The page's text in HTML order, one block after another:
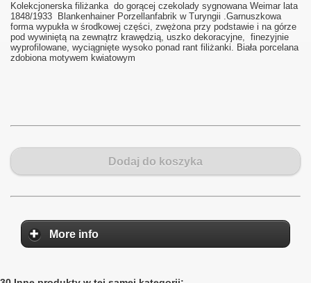
Kolekcjonerska filiżanka do gorącej czekolady sygnowana Weimar lata
1848/1933 Blankenhainer Porzellanfabrik w Turyngii .Garnuszkowa
forma wypukła w środkowej części, zwężona przy podstawie i na górze
pod wywiniętą na zewnątrz krawędzią, uszko dekoracyjne, finezyjnie
wyprofilowane, wyciągnięte wysoko ponad rant filiżanki. Biała porcelana
zdobiona motywem kwiatowym
Dodaj do koszyka
More info